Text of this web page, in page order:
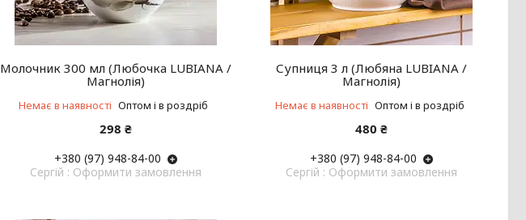
Молочник 300 мл (Любочка LUBIANA /
Магнолія)
Немає в наявності Оптом і в роздріб
298 ₴
+380 (97) 948-84-00
Cергій : Оформити замовлення
Супниця 3 л (Любяна LUBIANA /
Магнолія)
Немає в наявності Оптом і в роздріб
480 ₴
+380 (97) 948-84-00
Cергій : Оформити замовлення